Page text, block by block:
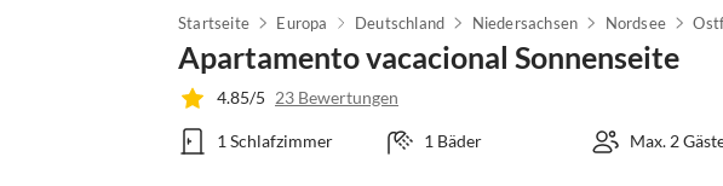
Startseite Europa Deutschland Niedersachsen Nordsee
Apartamento vacacional Sonnenseite
4.85/5 23 Bewertungen
1 Schlafzimmer 1 Bäder Max. 2